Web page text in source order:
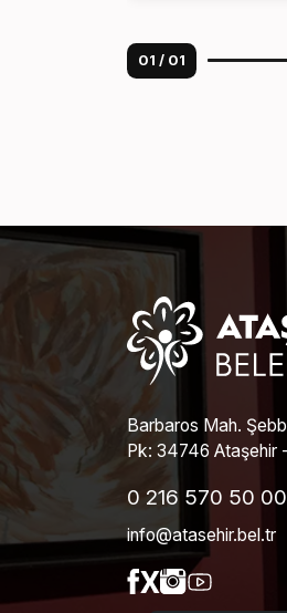
01 / 01
Barbaros Mah.
Pk: 34746 Ataşehir
0 216 570 50 00
info@atasehir.bel.tr